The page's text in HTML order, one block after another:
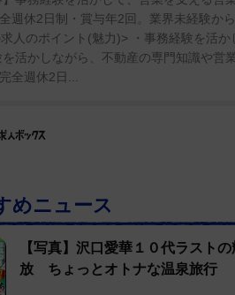
週休2日制・賞与年2回。業界未経験か
人のポイント(魅力)> ・事務経験を活
活かしながら、不動産の専門知識や営
全週休2日...
めニュース
【写真】沢口愛華１０代ラスト
放 ちょっとオトナな温泉旅行